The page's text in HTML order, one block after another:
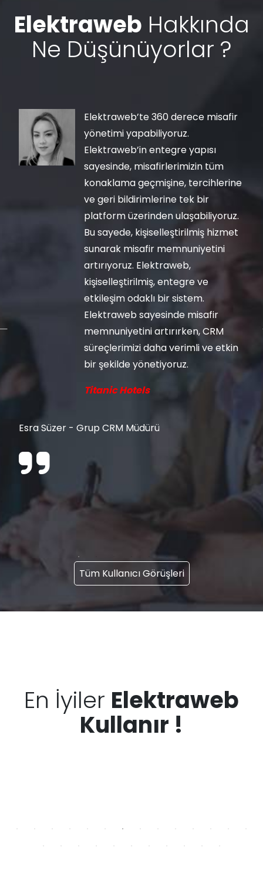
Elektraweb Hakkında
Ne Düşünüyorlar ?
Elektraweb’te 360 derece misafir
yönetimi yapabiliyoruz.
Elektraweb’in entegre yapısı
sayesinde, misafirlerimizin tüm
konaklama geçmişine, tercihlerine
ve geri bildirimlerine tek bir
platform üzerinden ulaşabiliyoruz.
Bu sayede, kişiselleştirilmiş hizmet
sunarak misafir memnuniyetini
artırıyoruz. Elektraweb,
kişiselleştirilmiş, entegre ve
etkileşim odaklı bir sistem.
Elektraweb sayesinde misafir
memnuniyetini artırırken, CRM
süreçlerimizi daha verimli ve etkin
bir şekilde yönetiyoruz.
Titanic Hotels
Esra Süzer - Grup CRM Müdürü
Tüm Kullanıcı Görüşleri
En İyiler Elektraweb
Kullanır !